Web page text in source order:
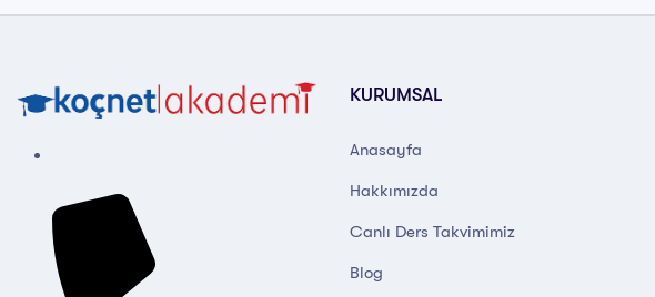
KURUMSAL
Anasayfa
Hakkımızda
Canlı Ders Takvimimiz
Blog